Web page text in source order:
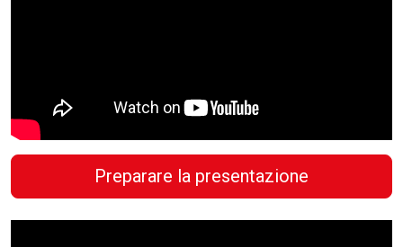
Preparare la presentazione